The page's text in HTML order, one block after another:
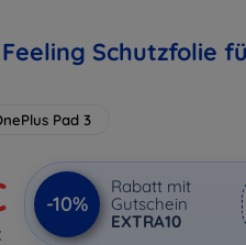
Schutzfolie
Pad 3
-10%
Rabatt mit
Gutschein
EXTRA10